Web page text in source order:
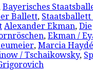
Bayerisches
Ballett,
Alexander Ekman, Die
, Ekman /
, Marcia
/ Tschaikowsky,